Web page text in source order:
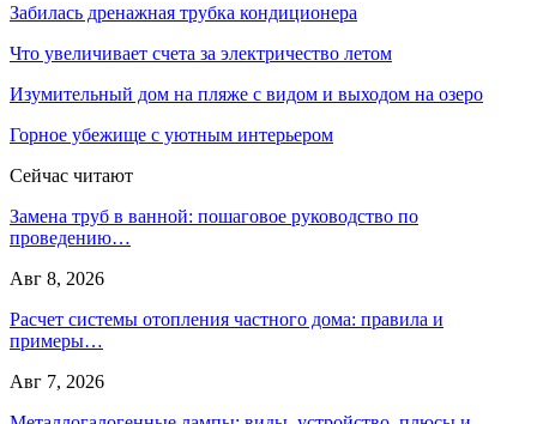
Забилась дренажная трубка кондиционера
Что увеличивает счета за электричество летом
Изумительный дом на пляже с видом и выходом на озеро
Горное убежище с уютным интерьером
Сейчас читают
Замена труб в ванной: пошаговое руководство по
проведению…
Авг 8, 2026
Расчет системы отопления частного дома: правила и
примеры…
Авг 7, 2026